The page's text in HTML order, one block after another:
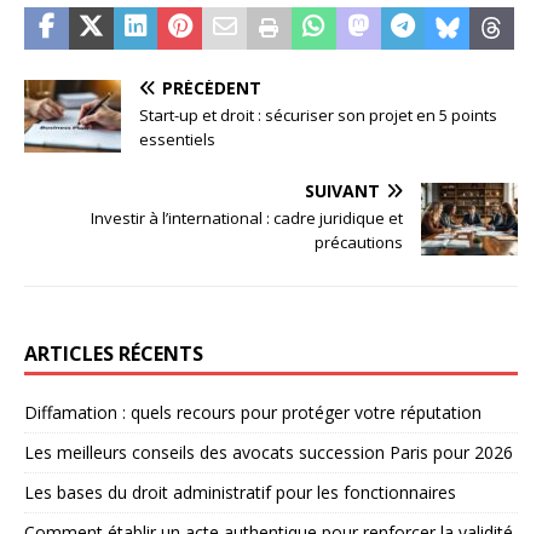
PRÉCÉDENT
Start-up et droit : sécuriser son projet en 5 points
essentiels
SUIVANT
Investir à l’international : cadre juridique et
précautions
ARTICLES RÉCENTS
Diffamation : quels recours pour protéger votre réputation
Les meilleurs conseils des avocats succession Paris pour 2026
Les bases du droit administratif pour les fonctionnaires